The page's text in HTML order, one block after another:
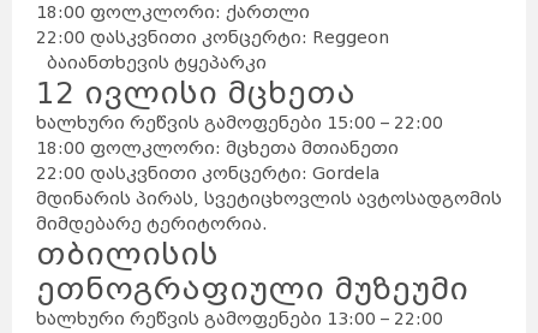
18:00 ფოლკლორი: ქართლი
22:00 დასკვნითი კონცერტი: Reggeon
ბაიანთხევის ტყეპარკი
12 ივლისი მცხეთა
ხალხური რეწვის გამოფენები 15:00 – 22:00
18:00 ფოლკლორი: მცხეთა მთიანეთი
22:00 დასკვნითი კონცერტი: Gordela
მდინარის პირას, სვეტიცხოვლის ავტოსადგომის
მიმდებარე ტერიტორია.
თბილისის
ეთნოგრაფიული მუზეუმი
ხალხური რეწვის გამოფენები 13:00 – 22:00